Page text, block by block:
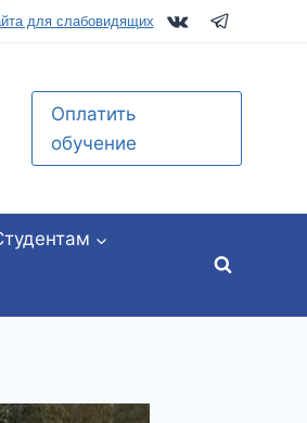
для слабовидящих
Оплатить
обучение